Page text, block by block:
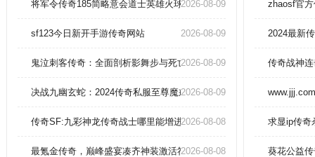
就能同宿敌联手冲击青龙要塞。关
前务必检查装备耐久和药品库存。
将军令传奇185简略意会道士英雄火球术。2026-08-09
sf123今日新开手游传奇网站 2026-08-09
鬼泣刺客传奇：全面剖析影舞步与死亡标记的致命连携
2026-08-09
决战九幽玄蛇：2024传奇私服至尊魔戒打造全攻略！
2026-08-09
传奇SF:九彩神龙传奇战士哪里能增进英雄野蛮冲撞。
2026-08-08
最氪金传奇，巅峰盛宴凑齐神装激活符咒2026-08-08
zhaosf官
2024最新
传奇战神
www.jjj.com
求显ip传奇
葵花公益